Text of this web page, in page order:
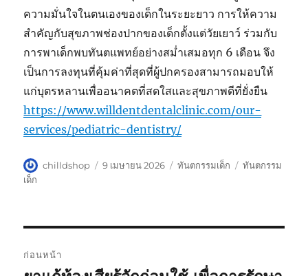
ความมั่นใจในตนเองของเด็กในระยะยาว การให้ความ
สำคัญกับสุขภาพช่องปากของเด็กตั้งแต่วัยเยาว์ ร่วมกับ
การพาเด็กพบทันตแพทย์อย่างสม่ำเสมอทุก 6 เดือน จึง
เป็นการลงทุนที่คุ้มค่าที่สุดที่ผู้ปกครองสามารถมอบให้
แก่บุตรหลานเพื่ออนาคตที่สดใสและสุขภาพดีที่ยั่งยืน
https://www.willdentdentalclinic.com/our-
services/pediatric-dentistry/
ผู้
chilldshop
เขียน
9 เมษายน 2026
หมวด
ทันตกรรมเด็ก
ป้าย
ทันตกรรม
เด็ก
เรื่อง
ก่อนหน้า